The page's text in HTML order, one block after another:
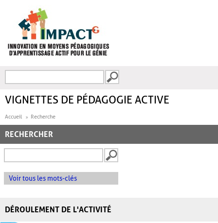
FORMULAIRE DE
VIGNETTES DE PÉDAGOGIE ACTIVE
Accueil Recherche
RECHERCHER
Voir tous les mots-clés
DÉROULEMENT DE L'ACTIVITÉ